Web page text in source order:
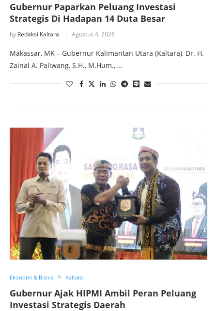
Gubernur Paparkan Peluang Investasi
Strategis Di Hadapan 14 Duta Besar
by Redaksi Kaltara Agustus 4, 2026
Makassar, MK – Gubernur Kalimantan Utara (Kaltara), Dr. H.
Zainal A. Paliwang, S.H., M.Hum., …
Ekonomi & Bisnis Kaltara
Gubernur Ajak HIPMI Ambil Peran Peluang
Investasi Strategis Daerah